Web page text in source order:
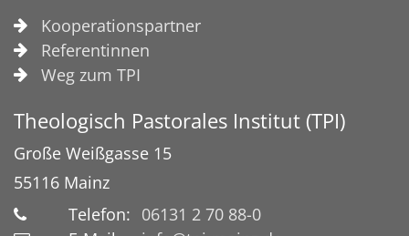
Kooperationspartner
Referentinnen
Weg zum TPI
Theologisch Pastorales Institut (TPI)
Große Weißgasse 15
55116 Mainz
Telefon: 06131 2 70 88-0